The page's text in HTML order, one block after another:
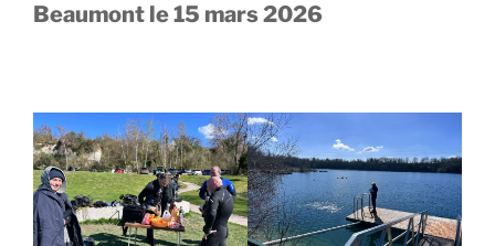
n
Beaumont le 15 mars 2026